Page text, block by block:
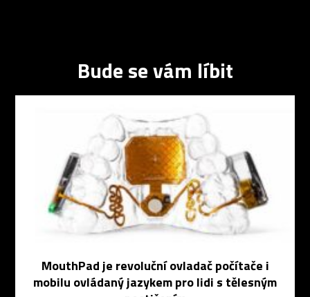
Bude se vám líbit
MouthPad je revoluční ovladač počítače i
mobilu ovládaný jazykem pro lidi s tělesným